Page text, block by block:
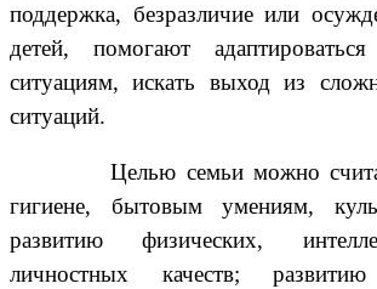
поддержка, безразличие или
детей, помогают
ситуациям, искать выход из
ситуаций.
Целью семьи можно
гигиене, бытовым умениям,
развитию физических,
личностных качеств; развитию